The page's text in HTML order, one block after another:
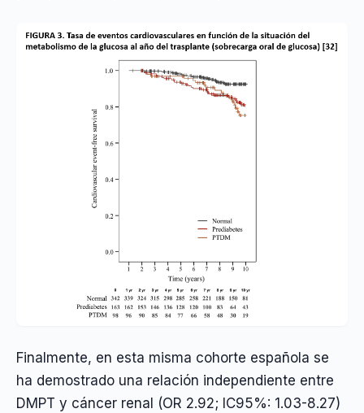
Finalmente, en esta misma cohorte española se
ha demostrado una relación independiente entre
DMPT y cáncer renal (OR 2.92; IC95%: 1.03-8.27)